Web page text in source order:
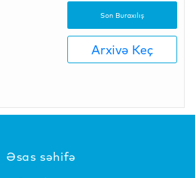
Son Buraxılış
Arxivə Keç
Əsas səhifə